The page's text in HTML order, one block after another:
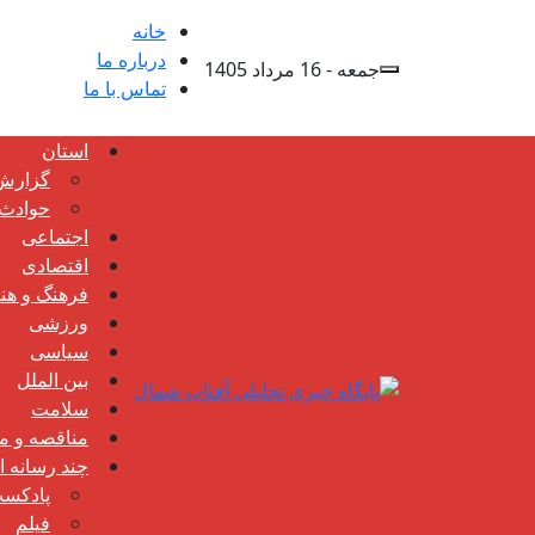
جمعه - 16 مرداد 1405
خانه
درباره ما
تماس با ما
استان
حوادث
اجتماعی
اقتصادی
فرهنگ و
ورزشی
سیاسی
بین الملل
سلامت
مناقصه و
چند رسانه
فیلم